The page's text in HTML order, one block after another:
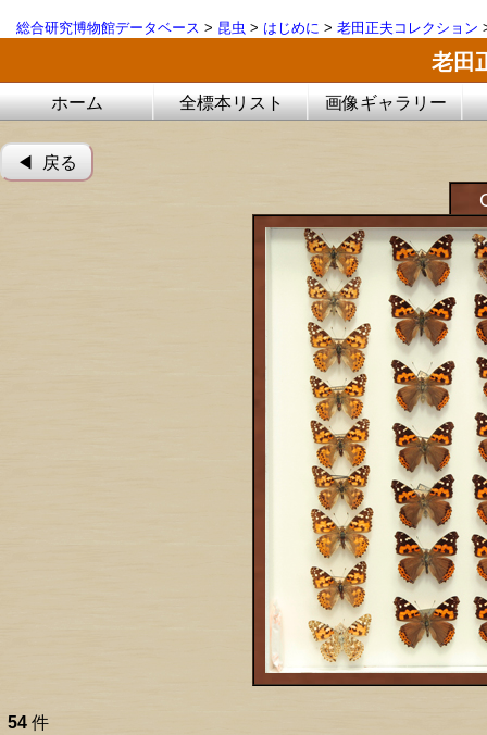
総合研究博物館データベース > 昆虫 > はじめに > 老田正夫コレクション
老田
ホーム 全標本リスト 画像ギャラリー
◀︎ 戻る
54 件